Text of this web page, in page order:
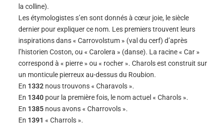
la colline).
Les étymologistes s’en sont donnés à cœur joie, le siècle
dernier pour expliquer ce nom. Les premiers trouvent leurs
inspirations dans « Carrovolstum » (val du cerf) d’après
l’historien Coston, ou « Carolera » (danse). La racine « Car »
correspond à « pierre » ou « rocher ». Charols est construit sur
un monticule pierreux au-dessus du Roubion.
En 1332 nous trouvons « Charavols ».
En 1340 pour la première fois, le nom actuel « Charols ».
En 1385 nous avons « Charrovols ».
En 1391 « Charrols ».